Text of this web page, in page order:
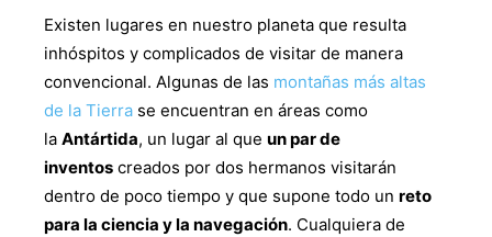
Existen lugares en nuestro planeta que resulta
inhóspitos y complicados de visitar de manera
convencional. Algunas de las montañas más altas
de la Tierra se encuentran en áreas como
la Antártida, un lugar al que un par de
inventos creados por dos hermanos visitarán
dentro de poco tiempo y que supone todo un reto
para la ciencia y la navegación. Cualquiera de